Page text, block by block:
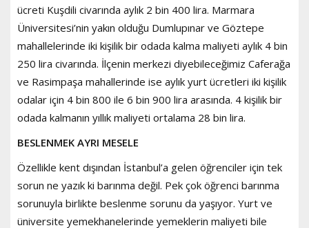
ücreti Kuşdili civarında aylık 2 bin 400 lira. Marmara
Üniversitesi’nin yakın olduğu Dumlupınar ve Göztepe
mahallelerinde iki kişilik bir odada kalma maliyeti aylık 4 bin
250 lira civarında. İlçenin merkezi diyebileceğimiz Caferağa
ve Rasimpaşa mahallerinde ise aylık yurt ücretleri iki kişilik
odalar için 4 bin 800 ile 6 bin 900 lira arasında. 4 kişilik bir
odada kalmanın yıllık maliyeti ortalama 28 bin lira.
BESLENMEK AYRI MESELE
Özellikle kent dışından İstanbul’a gelen öğrenciler için tek
sorun ne yazık ki barınma değil. Pek çok öğrenci barınma
sorunuyla birlikte beslenme sorunu da yaşıyor. Yurt ve
üniversite yemekhanelerinde yemeklerin maliyeti bile